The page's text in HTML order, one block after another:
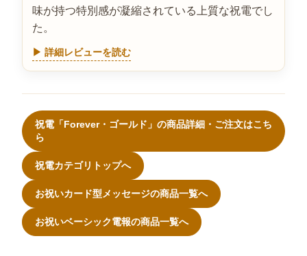
味が持つ特別感が凝縮されている上質な祝電でし
た。
▶ 詳細レビューを読む
祝電「Forever・ゴールド」の商品詳細・ご注文はこち
ら
祝電カテゴリトップへ
お祝いカード型メッセージの商品一覧へ
お祝いベーシック電報の商品一覧へ